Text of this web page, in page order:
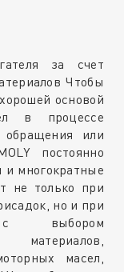
за счет
Чтобы
основой
в процессе
обращения или
постоянно
и многократные
не только при
но и при
с выбором
материалов,
масел,